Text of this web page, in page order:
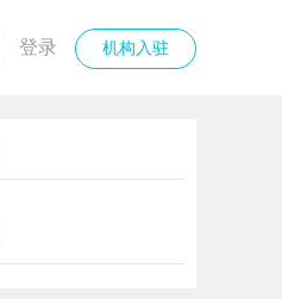
登录 机构入驻